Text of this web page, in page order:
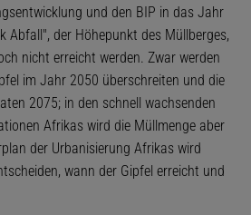
und den BIP in das Jahr
Abfall", der Höhepunkt des Müllberges,
nicht erreicht werden. Zwar werden
im Jahr 2050 überschreiten und die
2075; in den schnell wachsenden
Afrikas wird die Müllmenge aber
der Urbanisierung Afrikas wird
wann der Gipfel erreicht und